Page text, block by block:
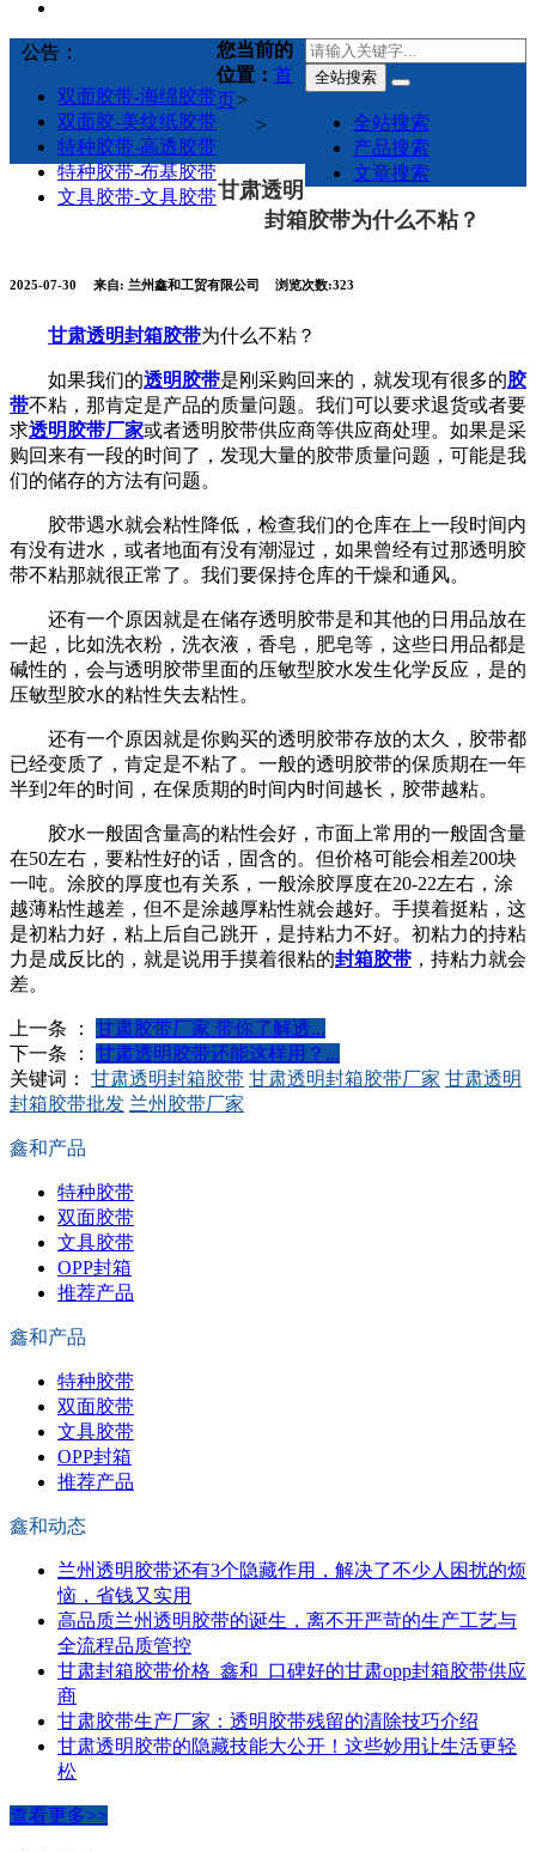
公告：
双面胶带-海绵胶带
双面胶-美纹纸胶带
特种胶带-高透胶带
特种胶带-布基胶带
文具胶带-文具胶带
全站搜索
全站搜索
产品搜索
文章搜索
您当前的
位置： 首
页>
>
甘肃透明
封箱胶带为什么不粘？
2025-07-30 来自: 兰州鑫和工贸有限公司 浏览次数:323
甘肃透明封箱胶带为什么不粘？
如果我们的透明胶带是刚采购回来的，就发现有很多的胶
带不粘，那肯定是产品的质量问题。我们可以要求退货或者要
求透明胶带厂家或者透明胶带供应商等供应商处理。如果是采
购回来有一段的时间了，发现大量的胶带质量问题，可能是我
们的储存的方法有问题。
胶带遇水就会粘性降低，检查我们的仓库在上一段时间内
有没有进水，或者地面有没有潮湿过，如果曾经有过那透明胶
带不粘那就很正常了。我们要保持仓库的干燥和通风。
还有一个原因就是在储存透明胶带是和其他的日用品放在
一起，比如洗衣粉，洗衣液，香皂，肥皂等，这些日用品都是
碱性的，会与透明胶带里面的压敏型胶水发生化学反应，是的
压敏型胶水的粘性失去粘性。
还有一个原因就是你购买的透明胶带存放的太久，胶带都
已经变质了，肯定是不粘了。一般的透明胶带的保质期在一年
半到2年的时间，在保质期的时间内时间越长，胶带越粘。
胶水一般固含量高的粘性会好，市面上常用的一般固含量
在50左右，要粘性好的话，固含的。但价格可能会相差200块
一吨。涂胶的厚度也有关系，一般涂胶厚度在20-22左右，涂
越薄粘性越差，但不是涂越厚粘性就会越好。手摸着挺粘，这
是初粘力好，粘上后自己跳开，是持粘力不好。初粘力的持粘
力是成反比的，就是说用手摸着很粘的封箱胶带 ，持粘力就会
差。
上一条 ：
甘肃胶带厂家 带你了解透...
下一条 ：
甘肃透明胶带还能这样用？...
关键词： 甘肃透明封箱胶带 甘肃透明封箱胶带厂家 甘肃透明
封箱胶带批发 兰州胶带厂家
鑫和产品
特种胶带
双面胶带
文具胶带
OPP封箱
推荐产品
鑫和产品
特种胶带
双面胶带
文具胶带
OPP封箱
推荐产品
鑫和动态
兰州透明胶带还有3个隐藏作用，解决了不少人困扰的烦
恼，省钱又实用
高品质兰州透明胶带的诞生，离不开严苛的生产工艺与
全流程品质管控
甘肃封箱胶带价格_鑫和_口碑好的甘肃opp封箱胶带供应
商
甘肃胶带生产厂家：透明胶带残留的清除技巧介绍
甘肃透明胶带的隐藏技能大公开！这些妙用让生活更轻
松
查看更多>>